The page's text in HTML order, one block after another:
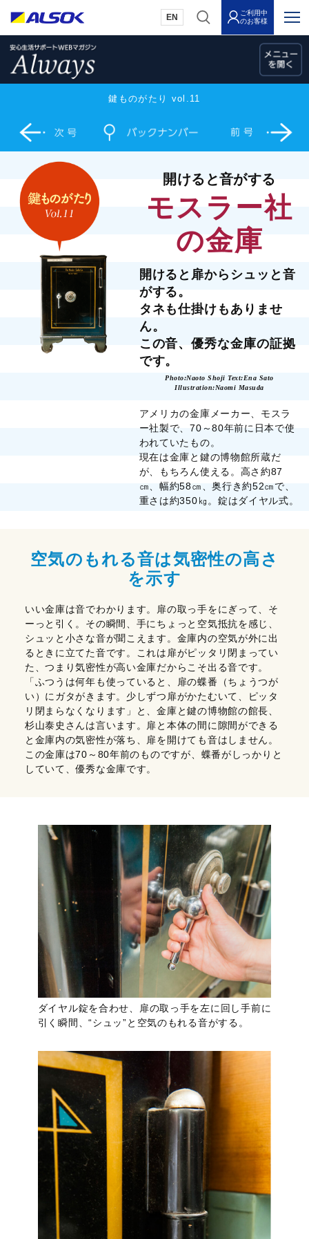
EN
ご利用中
のお客様
鍵ものがたり vol.11
開けると音がする
モスラー社
の金庫
開けると扉からシュッと音
がする。
タネも仕掛けもありませ
ん。
この音、優秀な金庫の証拠
です。
Photo:Naoto Shoji Text:Ena Sato
Illustration:Naomi Masuda
アメリカの金庫メーカー、モスラ
ー社製で、70～80年前に日本で使
われていたもの。
現在は金庫と鍵の博物館所蔵だ
が、もちろん使える。高さ約87
㎝、幅約58㎝、奥行き約52㎝で、
重さは約350㎏。錠はダイヤル式。
空気のもれる音は気密性の高さ
を示す
いい金庫は音でわかります。扉の取っ手をにぎって、そ
ーっと引く。その瞬間、手にちょっと空気抵抗を感じ、
シュッと小さな音が聞こえます。金庫内の空気が外に出
るときに立てた音です。これは扉がピッタリ閉まってい
た、つまり気密性が高い金庫だからこそ出る音です。
「ふつうは何年も使っていると、扉の蝶番（ちょうつが
い）にガタがきます。少しずつ扉がかたむいて、ピッタ
リ閉まらなくなります」と、金庫と鍵の博物館の館長、
杉山泰史さんは言います。扉と本体の間に隙間ができる
と金庫内の気密性が落ち、扉を開けても音はしません。
この金庫は70～80年前のものですが、蝶番がしっかりと
していて、優秀な金庫です。
ダイヤル錠を合わせ、扉の取っ手を左に回し手前に
引く瞬間、“シュッ”と空気のもれる音がする。